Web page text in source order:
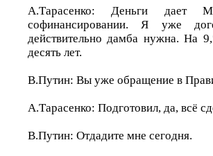
А.Тарасенко: Деньги дает
софинансировании. Я уже
действительно дамба нужна. На
десять лет.
В.Путин: Вы уже обращение в
А.Тарасенко: Подготовил, да, всё
В.Путин: Отдадите мне сегодня.